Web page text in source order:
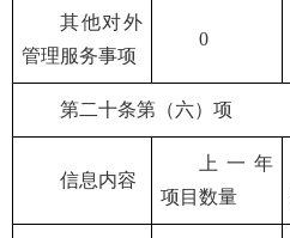
其他对外
管理服务事项
0
第二十条第（六）项
信息内容
上一年
项目数量